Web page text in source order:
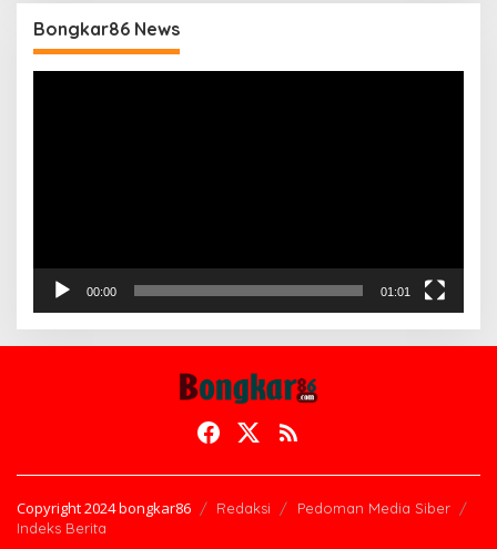
Bongkar86 News
00:00 01:01
Copyright 2024 bongkar86 Redaksi
Pedoman Media Siber
Indeks Berita